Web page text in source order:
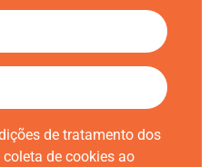
de tratamento dos
de cookies ao